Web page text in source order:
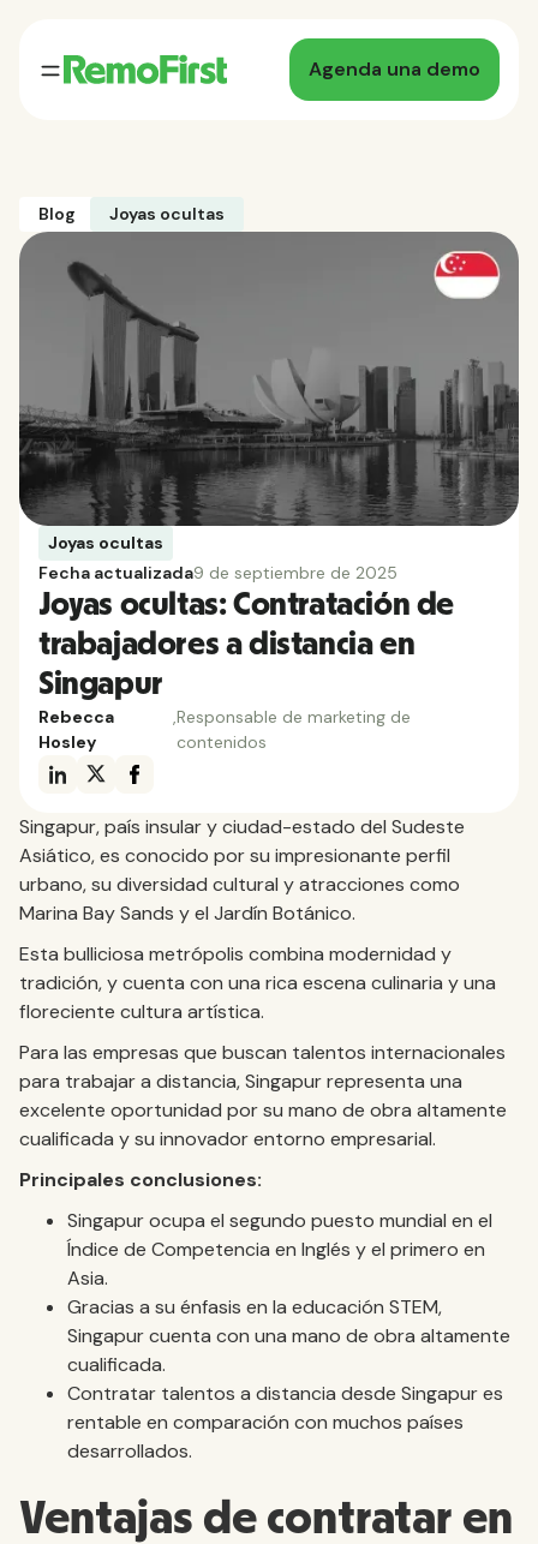
Agenda una demo
Blog Joyas ocultas
Joyas ocultas
Fecha actualizada9 de septiembre de 2025
Joyas ocultas: Contratación de
trabajadores a distancia en
Singapur
Rebecca
Hosley
Responsable de marketing de
contenidos
Singapur, país insular y ciudad-estado del Sudeste
Asiático, es conocido por su impresionante perfil
urbano, su diversidad cultural y atracciones como
Marina Bay Sands y el Jardín Botánico.
Esta bulliciosa metrópolis combina modernidad y
tradición, y cuenta con una rica escena culinaria y una
floreciente cultura artística.
Para las empresas que buscan talentos internacionales
para trabajar a distancia, Singapur representa una
excelente oportunidad por su mano de obra altamente
cualificada y su innovador entorno empresarial.
Principales conclusiones:
Singapur ocupa el segundo puesto mundial en el
Índice de Competencia en Inglés y el primero en
Asia.
Gracias a su énfasis en la educación STEM,
Singapur cuenta con una mano de obra altamente
cualificada.
Contratar talentos a distancia desde Singapur es
rentable en comparación con muchos países
desarrollados.
Ventajas de contratar en